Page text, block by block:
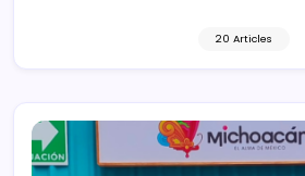
20 Articles